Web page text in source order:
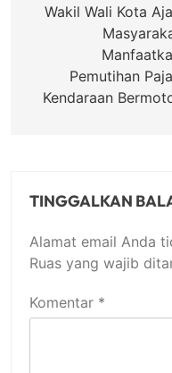
pos
Wakil Wali Kota
Pemutihan
Kendaraan
TINGGALKAN
Alamat email Anda
Ruas yang wajib
Komentar *